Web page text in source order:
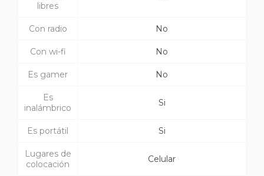
libres
Con radio No
Con wi-fi No
Es gamer No
Es
inalámbrico
Si
Es portátil Si
Lugares de
colocación
Celular